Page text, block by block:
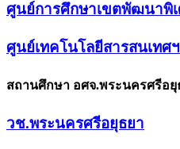
ศูนย์การศึกษาเขตพัฒนาพิ
ศูนย์เทคโนโลยีสารสนเทศฯ
สถานศึกษา อศจ.พระนครศรีอยุ
วช.พระนครศรีอยุธยา